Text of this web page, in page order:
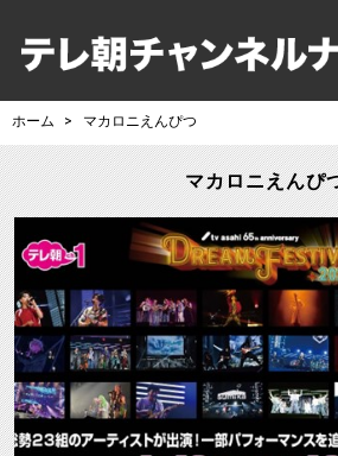
ホーム マカロニえんぴつ
マカロニえんぴ